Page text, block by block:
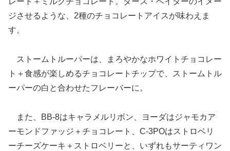
ジさせるような、2種のチョコレートアイスが味わえま
す。
ストームトルーパーは、まろやかなホワイトチョコレー
ト＋食感が楽しめるチョコレートチップで、ストームトル
ーパーの白と合わせたフレーバーに。
また、BB-8はキャラメルリボン、ヨーダはジャモカア
ーモンドファッジ＋チョコレート、C-3POはストロベリ
ーチーズケーキ＋ストロベリーと、いずれもサーティワン